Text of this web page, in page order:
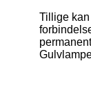
Tillige